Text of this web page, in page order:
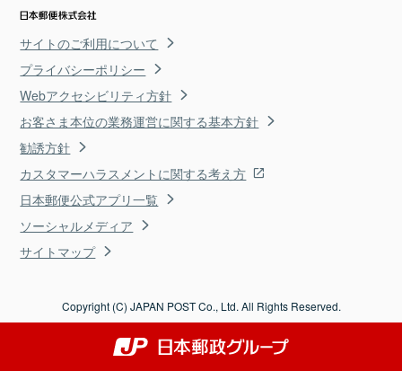
サイトのご利用について
プライバシーポリシー
Webアクセシビリティ方針
お客さま本位の業務運営に関する基本方針
勧誘方針
カスタマーハラスメントに関する考え方
日本郵便公式アプリ一覧
ソーシャルメディア
サイトマップ
Copyright (C) JAPAN POST Co., Ltd. All Rights Reserved.